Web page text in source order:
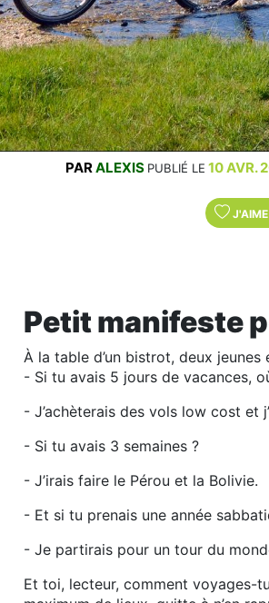
PARALEXIS PUBLIÉ LE 10 AVR.
J'AIME
Petit manifeste
À la table d’un bistrot, deux
- Si tu avais 5 jours de vacances,
- J’achèterais des vols low cost et
- Si tu avais 3 semaines ?
- J’irais faire le Pérou et la Bolivie.
- Et si tu prenais une année
- Je partirais pour un tour du
Et toi, lecteur, comment voyages-